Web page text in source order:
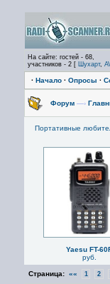
На сайте: гостей - 68,
участников - 2 [ Шухарт,
· Начало · Опросы ·
Форум —›
Портативные
Yaesu FT-
руб.
Страница: «« 1 2